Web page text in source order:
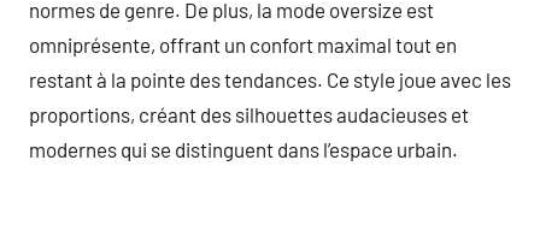
normes de genre. De plus, la mode oversize est
omniprésente, offrant un confort maximal tout en
restant à la pointe des tendances. Ce style joue avec les
proportions, créant des silhouettes audacieuses et
modernes qui se distinguent dans l’espace urbain.